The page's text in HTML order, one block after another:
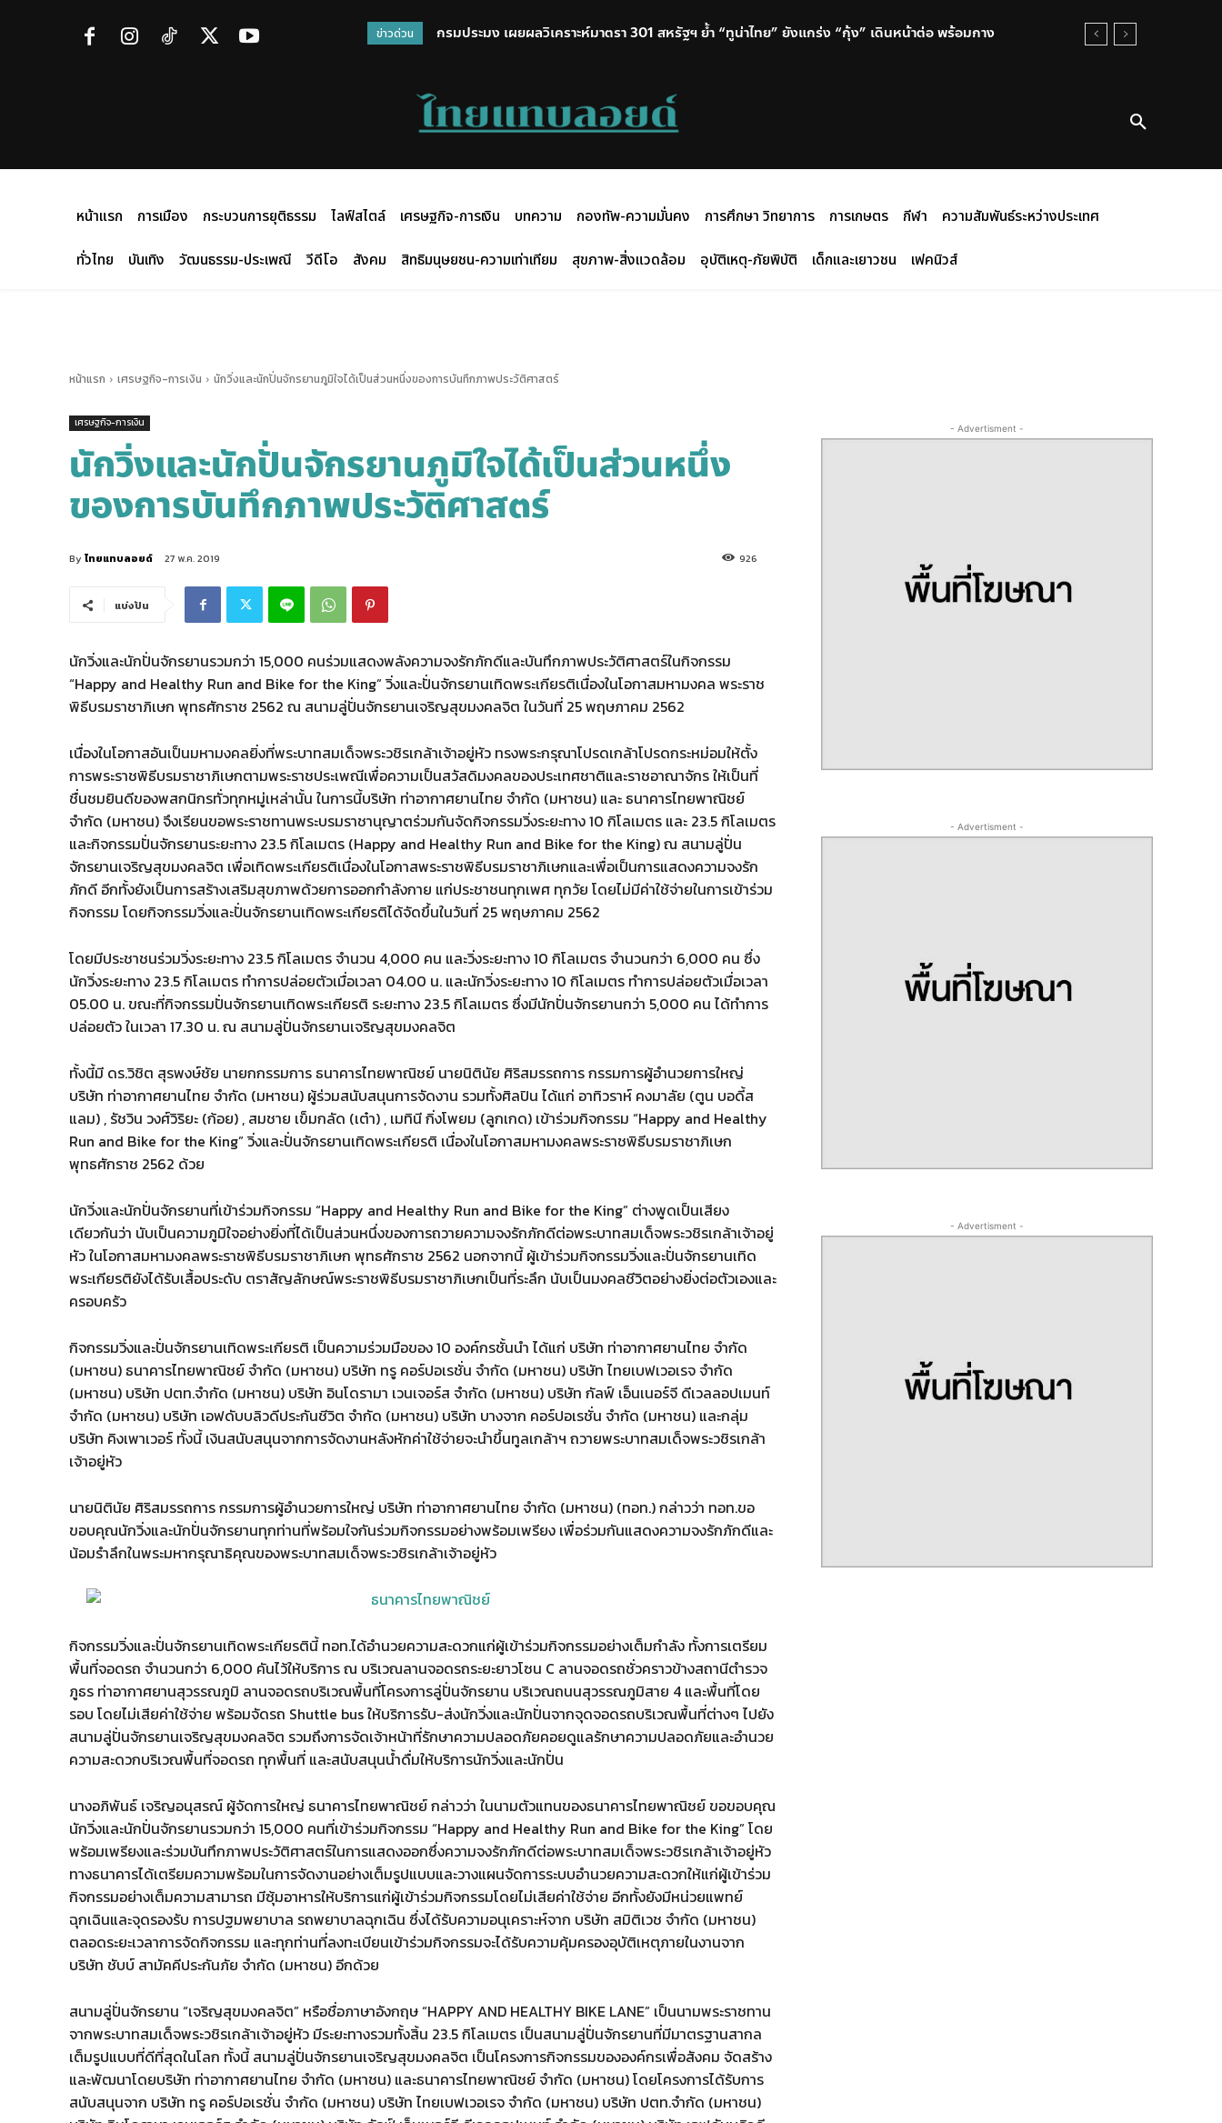
ข่าวด่วน
กรมประมง เผยผลวิเคราะห์มาตรา 301 สหรัฐฯ ย้ำ “ทูน่าไทย” ยังแกร่ง “กุ้ง” เดินหน้าต่อ พร้อมกาง
หน้าแรก การเมือง กระบวนการยุติธรรม ไลฟ์สไตล์ เศรษฐกิจ-การเงิน บทความ กองทัพ-ความมั่นคง การศึกษา วิทยาการ การเกษตร กีฬา
ความสัมพันธ์ระหว่างประเทศ
ทั่วไทย
บันเทิง วัฒนธรรม-ประเพณี วีดีโอ สังคม สิทธิมนุษยชน-ความเท่าเทียม สุขภาพ-สิ่งแวดล้อม อุบัติเหตุ-ภัยพิบัติ เด็กและเยาวชน เฟคนิวส์
หน้าแรก เศรษฐกิจ-การเงิน นักวิ่งและนักปั่นจักรยานภูมิใจได้เป็นส่วนหนึ่งของการบันทึกภาพประวัติศาสตร์
เศรษฐกิจ-การเงิน
นักวิ่งและนักปั่นจักรยานภูมิใจได้เป็นส่วนหนึ่ง
ของการบันทึกภาพประวัติศาสตร์
By ไทยแทบลอยด์ 27 พ.ค. 2019 926
แบ่งปัน
นักวิ่งและนักปั่นจักรยานรวมกว่า 15,000 คนร่วมแสดงพลังความจงรักภักดีและบันทึกภาพประวัติศาสตร์ในกิจกรรม
“Happy and Healthy Run and Bike for the King” วิ่งและปั่นจักรยานเทิดพระเกียรติเนื่องในโอกาสมหามงคล พระราช
พิธีบรมราชาภิเษก พุทธศักราช 2562 ณ สนามลู่ปั่นจักรยานเจริญสุขมงคลจิต ในวันที่ 25 พฤษภาคม 2562
เนื่องในโอกาสอันเป็นมหามงคลยิ่งที่พระบาทสมเด็จพระวชิรเกล้าเจ้าอยู่หัว ทรงพระกรุณาโปรดเกล้าโปรดกระหม่อมให้ตั้ง
การพระราชพิธีบรมราชาภิเษกตามพระราชประเพณีเพื่อความเป็นสวัสดิมงคลของประเทศชาติและราชอาณาจักร ให้เป็นที่
ชื่นชมยินดีของพสกนิกรทั่วทุกหมู่เหล่านั้น ในการนี้บริษัท ท่าอากาศยานไทย จำกัด (มหาชน) และ ธนาคารไทยพาณิชย์
จำกัด (มหาชน) จึงเรียนขอพระราชทานพระบรมราชานุญาตร่วมกันจัดกิจกรรมวิ่งระยะทาง 10 กิโลเมตร และ 23.5 กิโลเมตร
และกิจกรรมปั่นจักรยานระยะทาง 23.5 กิโลเมตร (Happy and Healthy Run and Bike for the King) ณ สนามลู่ปั่น
จักรยานเจริญสุขมงคลจิต เพื่อเทิดพระเกียรติเนื่องในโอกาสพระราชพิธีบรมราชาภิเษกและเพื่อเป็นการแสดงความจงรัก
ภักดี อีกทั้งยังเป็นการสร้างเสริมสุขภาพด้วยการออกกำลังกาย แก่ประชาชนทุกเพศ ทุกวัย โดยไม่มีค่าใช้จ่ายในการเข้าร่วม
กิจกรรม โดยกิจกรรมวิ่งและปั่นจักรยานเทิดพระเกียรติได้จัดขึ้นในวันที่ 25 พฤษภาคม 2562
โดยมีประชาชนร่วมวิ่งระยะทาง 23.5 กิโลเมตร จำนวน 4,000 คน และวิ่งระยะทาง 10 กิโลเมตร จำนวนกว่า 6,000 คน ซึ่ง
นักวิ่งระยะทาง 23.5 กิโลเมตร ทำการปล่อยตัวเมื่อเวลา 04.00 น. และนักวิ่งระยะทาง 10 กิโลเมตร ทำการปล่อยตัวเมื่อเวลา
05.00 น. ขณะที่กิจกรรมปั่นจักรยานเทิดพระเกียรติ ระยะทาง 23.5 กิโลเมตร ซึ่งมีนักปั่นจักรยานกว่า 5,000 คน ได้ทำการ
ปล่อยตัว ในเวลา 17.30 น. ณ สนามลู่ปั่นจักรยานเจริญสุขมงคลจิต
ทั้งนี้มี ดร.วิชิต สุรพงษ์ชัย นายกกรรมการ ธนาคารไทยพาณิชย์ นายนิตินัย ศิริสมรรถการ กรรมการผู้อำนวยการใหญ่
บริษัท ท่าอากาศยานไทย จำกัด (มหาชน) ผู้ร่วมสนับสนุนการจัดงาน รวมทั้งศิลปิน ได้แก่ อาทิวราห์ คงมาลัย (ตูน บอดี้ส
แลม) , รัชวิน วงศ์วิริยะ (ก้อย) , สมชาย เข็มกลัด (เต๋า) , เมทินี กิ่งโพยม (ลูกเกด) เข้าร่วมกิจกรรม “Happy and Healthy
Run and Bike for the King” วิ่งและปั่นจักรยานเทิดพระเกียรติ เนื่องในโอกาสมหามงคลพระราชพิธีบรมราชาภิเษก
พุทธศักราช 2562 ด้วย
นักวิ่งและนักปั่นจักรยานที่เข้าร่วมกิจกรรม “Happy and Healthy Run and Bike for the King” ต่างพูดเป็นเสียง
เดียวกันว่า นับเป็นความภูมิใจอย่างยิ่งที่ได้เป็นส่วนหนึ่งของการถวายความจงรักภักดีต่อพระบาทสมเด็จพระวชิรเกล้าเจ้าอยู่
หัว ในโอกาสมหามงคลพระราชพิธีบรมราชาภิเษก พุทธศักราช 2562 นอกจากนี้ ผู้เข้าร่วมกิจกรรมวิ่งและปั่นจักรยานเทิด
พระเกียรติยังได้รับเสื้อประดับ ตราสัญลักษณ์พระราชพิธีบรมราชาภิเษกเป็นที่ระลึก นับเป็นมงคลชีวิตอย่างยิ่งต่อตัวเองและ
ครอบครัว
กิจกรรมวิ่งและปั่นจักรยานเทิดพระเกียรติ เป็นความร่วมมือของ 10 องค์กรชั้นนำ ได้แก่ บริษัท ท่าอากาศยานไทย จำกัด
(มหาชน) ธนาคารไทยพาณิชย์ จำกัด (มหาชน) บริษัท ทรู คอร์ปอเรชั่น จำกัด (มหาชน) บริษัท ไทยเบฟเวอเรจ จำกัด
(มหาชน) บริษัท ปตท.จำกัด (มหาชน) บริษัท อินโดรามา เวนเจอร์ส จำกัด (มหาชน) บริษัท กัลฟ์ เอ็นเนอร์จี ดีเวลลอปเมนท์
จำกัด (มหาชน) บริษัท เอฟดับบลิวดีประกันชีวิต จำกัด (มหาชน) บริษัท บางจาก คอร์ปอเรชั่น จำกัด (มหาชน) และกลุ่ม
บริษัท คิงเพาเวอร์ ทั้งนี้ เงินสนับสนุนจากการจัดงานหลังหักค่าใช้จ่ายจะนำขึ้นทูลเกล้าฯ ถวายพระบาทสมเด็จพระวชิรเกล้า
เจ้าอยู่หัว
นายนิตินัย ศิริสมรรถการ กรรมการผู้อำนวยการใหญ่ บริษัท ท่าอากาศยานไทย จำกัด (มหาชน) (ทอท.) กล่าวว่า ทอท.ขอ
ขอบคุณนักวิ่งและนักปั่นจักรยานทุกท่านที่พร้อมใจกันร่วมกิจกรรมอย่างพร้อมเพรียง เพื่อร่วมกันแสดงความจงรักภักดีและ
น้อมรำลึกในพระมหากรุณาธิคุณของพระบาทสมเด็จพระวชิรเกล้าเจ้าอยู่หัว
กิจกรรมวิ่งและปั่นจักรยานเทิดพระเกียรตินี้ ทอท.ได้อำนวยความสะดวกแก่ผู้เข้าร่วมกิจกรรมอย่างเต็มกำลัง ทั้งการเตรียม
พื้นที่จอดรถ จำนวนกว่า 6,000 คันไว้ให้บริการ ณ บริเวณลานจอดรถระยะยาวโซน C ลานจอดรถชั่วคราวข้างสถานีตำรวจ
ภูธร ท่าอากาศยานสุวรรณภูมิ ลานจอดรถบริเวณพื้นที่โครงการลู่ปั่นจักรยาน บริเวณถนนสุวรรณภูมิสาย 4 และพื้นที่โดย
รอบ โดยไม่เสียค่าใช้จ่าย พร้อมจัดรถ Shuttle bus ให้บริการรับ-ส่งนักวิ่งและนักปั่นจากจุดจอดรถบริเวณพื้นที่ต่างๆ ไปยัง
สนามลู่ปั่นจักรยานเจริญสุขมงคลจิต รวมถึงการจัดเจ้าหน้าที่รักษาความปลอดภัยคอยดูแลรักษาความปลอดภัยและอำนวย
ความสะดวกบริเวณพื้นที่จอดรถ ทุกพื้นที่ และสนับสนุนน้ำดื่มให้บริการนักวิ่งและนักปั่น
นางอภิพันธ์ เจริญอนุสรณ์ ผู้จัดการใหญ่ ธนาคารไทยพาณิชย์ กล่าวว่า ในนามตัวแทนของธนาคารไทยพาณิชย์ ขอขอบคุณ
นักวิ่งและนักปั่นจักรยานรวมกว่า 15,000 คนที่เข้าร่วมกิจกรรม “Happy and Healthy Run and Bike for the King” โดย
พร้อมเพรียงและร่วมบันทึกภาพประวัติศาสตร์ในการแสดงออกซึ่งความจงรักภักดีต่อพระบาทสมเด็จพระวชิรเกล้าเจ้าอยู่หัว
ทางธนาคารได้เตรียมความพร้อมในการจัดงานอย่างเต็มรูปแบบและวางแผนจัดการระบบอำนวยความสะดวกให้แก่ผู้เข้าร่วม
กิจกรรมอย่างเต็มความสามารถ มีซุ้มอาหารให้บริการแก่ผู้เข้าร่วมกิจกรรมโดยไม่เสียค่าใช้จ่าย อีกทั้งยังมีหน่วยแพทย์
ฉุกเฉินและจุดรองรับ การปฐมพยาบาล รถพยาบาลฉุกเฉิน ซึ่งได้รับความอนุเคราะห์จาก บริษัท สมิติเวช จำกัด (มหาชน)
ตลอดระยะเวลาการจัดกิจกรรม และทุกท่านที่ลงทะเบียนเข้าร่วมกิจกรรมจะได้รับความคุ้มครองอุบัติเหตุภายในงานจาก
บริษัท ชับบ์ สามัคคีประกันภัย จำกัด (มหาชน) อีกด้วย
สนามลู่ปั่นจักรยาน “เจริญสุขมงคลจิต” หรือชื่อภาษาอังกฤษ “HAPPY AND HEALTHY BIKE LANE” เป็นนามพระราชทาน
จากพระบาทสมเด็จพระวชิรเกล้าเจ้าอยู่หัว มีระยะทางรวมทั้งสิ้น 23.5 กิโลเมตร เป็นสนามลู่ปั่นจักรยานที่มีมาตรฐานสากล
เต็มรูปแบบที่ดีที่สุดในโลก ทั้งนี้ สนามลู่ปั่นจักรยานเจริญสุขมงคลจิต เป็นโครงการกิจกรรมขององค์กรเพื่อสังคม จัดสร้าง
และพัฒนาโดยบริษัท ท่าอากาศยานไทย จำกัด (มหาชน) และธนาคารไทยพาณิชย์ จำกัด (มหาชน) โดยโครงการได้รับการ
สนับสนุนจาก บริษัท ทรู คอร์ปอเรชั่น จำกัด (มหาชน) บริษัท ไทยเบฟเวอเรจ จำกัด (มหาชน) บริษัท ปตท.จำกัด (มหาชน)
- Advertisment -
- Advertisment -
- Advertisment -